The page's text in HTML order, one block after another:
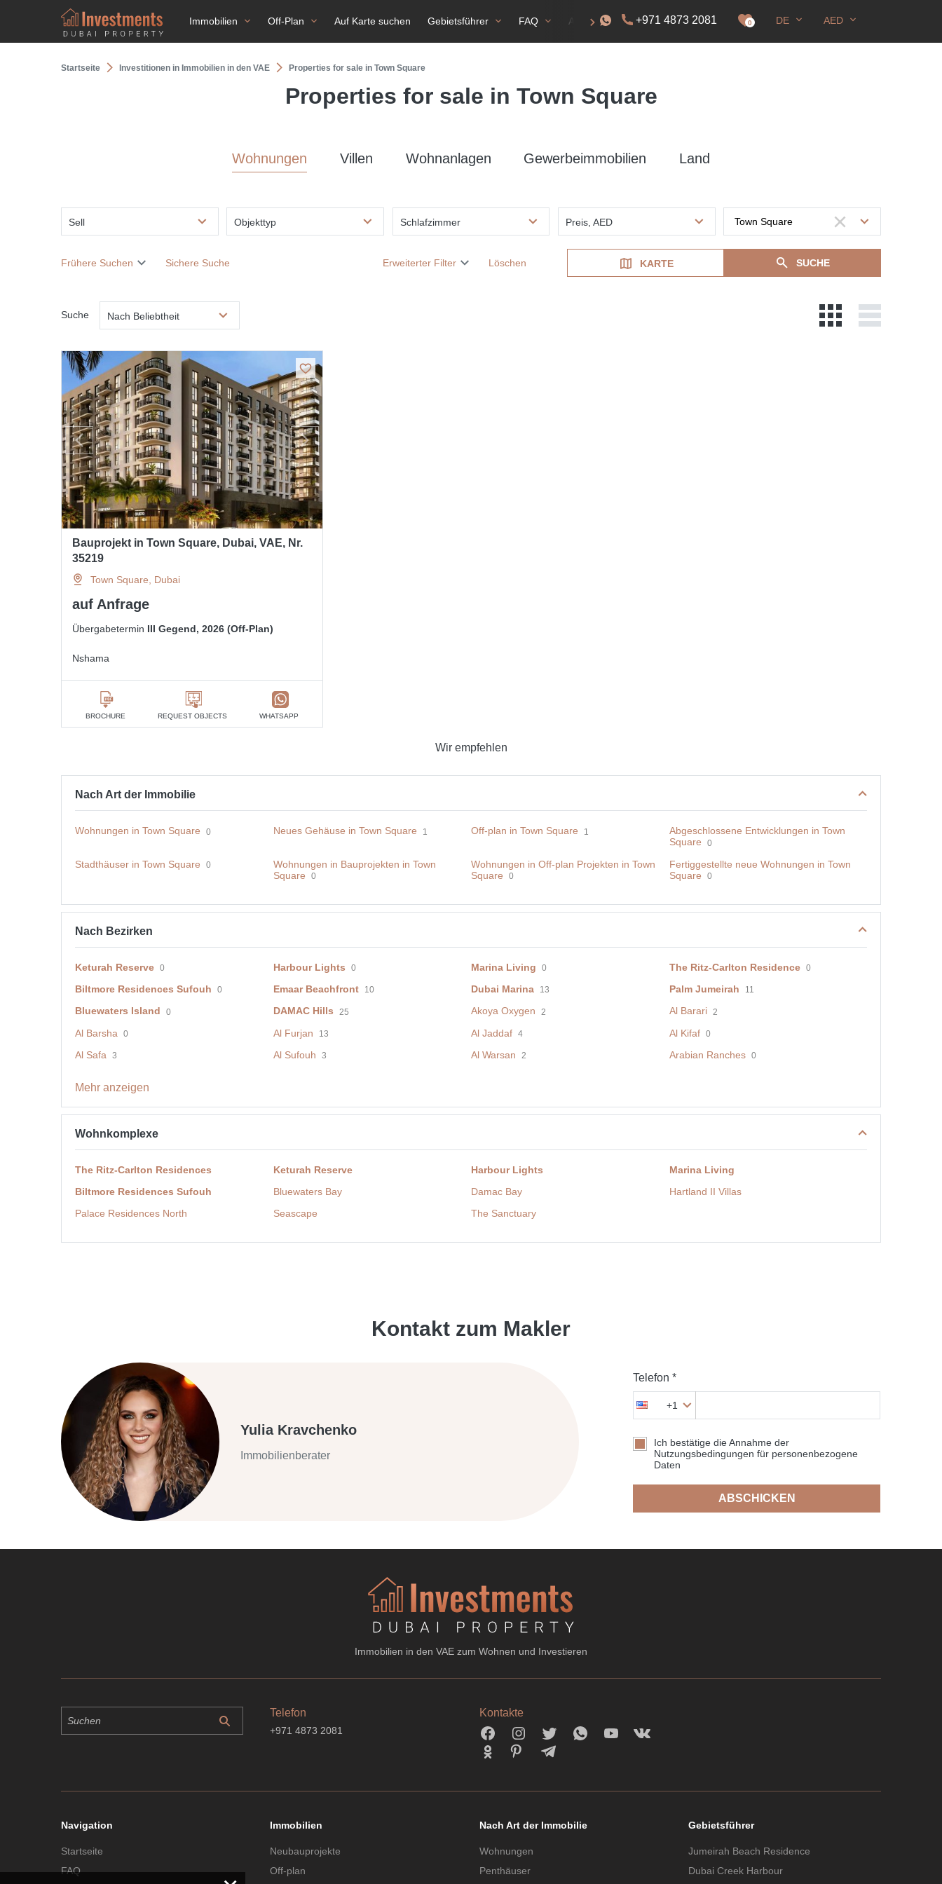
Immobilien Off-Plan Auf Karte suchen Gebietsführer FAQ Aufenthaltsgenehmigung
+971 4873 2081 0 DE AED
Startseite Investitionen in Immobilien in den VAE Properties for sale in Town Square
Properties for sale in Town Square
Wohnungen Villen Wohnanlagen Gewerbeimmobilien Land
Sell Objekttyp Schlafzimmer Preis, AED
Frühere Suchen Sichere Suche Erweiterter Filter Löschen KARTE SUCHE
Suche Nach Beliebtheit
Bauprojekt in Town Square, Dubai, VAE, Nr.
35219
Town Square, Dubai
auf Anfrage
Übergabetermin III Gegend, 2026 (Off-Plan)
Nshama
BROCHURE REQUEST OBJECTS WHATSAPP
Wir empfehlen
Nach Art der Immobilie
Wohnungen in Town Square 0 Neues Gehäuse in Town Square 1 Off-plan in Town Square 1
Abgeschlossene Entwicklungen in Town
Square
0
Stadthäuser in Town Square 0
Wohnungen in Bauprojekten in Town
Square
0
Wohnungen in Off-plan Projekten in Town
Square
0
Fertiggestellte neue Wohnungen in Town
Square
0
Nach Bezirken
Keturah Reserve 0 Harbour Lights 0 Marina Living 0 The Ritz-Carlton Residence 0
Biltmore Residences Sufouh 0 Emaar Beachfront 10 Dubai Marina 13 Palm Jumeirah 11
Bluewaters Island 0 DAMAC Hills 25 Akoya Oxygen 2 Al Barari 2
Al Barsha 0 Al Furjan 13 Al Jaddaf 4 Al Kifaf 0
Al Safa 3 Al Sufouh 3 Al Warsan 2 Arabian Ranches 0
Mehr anzeigen
Wohnkomplexe
The Ritz-Carlton Residences Keturah Reserve Harbour Lights
Marina Living
Biltmore Residences Sufouh
Bluewaters Bay Damac Bay
Hartland II Villas
Palace Residences North
Seascape The Sanctuary
Kontakt zum Makler
Yulia Kravchenko
Immobilienberater
Telefon *
+1
Ich bestätige die Annahme der
Nutzungsbedingungen für personenbezogene
Daten
ABSCHICKEN
Immobilien in den VAE zum Wohnen und Investieren
Telefon
+971 4873 2081
Kontakte
Navigation
Startseite
FAQ
Immobilien
Neubauprojekte
Off-plan
Nach Art der Immobilie
Wohnungen
Penthäuser
Gebietsführer
Jumeirah Beach Residence
Dubai Creek Harbour